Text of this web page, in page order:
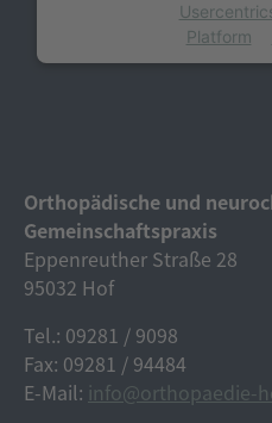
Platform
Orthopädische und
Gemeinschaftspraxis
Eppenreuther Straße 28
95032 Hof
Tel.: 09281 / 9098
Fax: 09281 / 94484
E-Mail: info@orthopaedie-